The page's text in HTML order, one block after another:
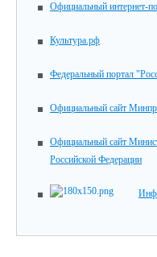
Официальный интернет-
Культура.рф
Федеральный портал
Официальный сайт
Официальный сайт
Российской Федерации